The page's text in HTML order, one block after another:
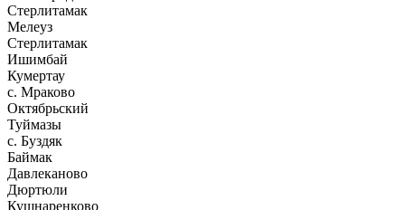
Стерлитамак
Мелеуз
Стерлитамак
Ишимбай
Кумертау
c. Мраково
Октябрьский
Туймазы
c. Буздяк
Баймак
Давлеканово
Дюртюли
Кушнаренково